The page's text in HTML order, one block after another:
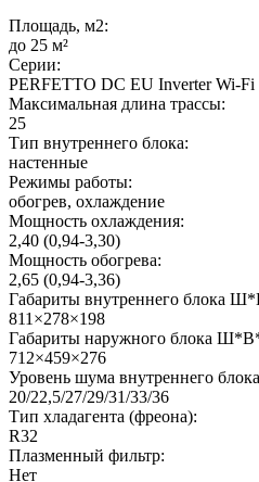
Площадь, м2:
до 25 м²
Серии:
PERFETTO DC EU Inverter Wi-Fi
Максимальная длина трассы:
25
Тип внутреннего блока:
настенные
Режимы работы:
обогрев, охлаждение
Мощность охлаждения:
2,40 (0,94-3,30)
Мощность обогрева:
2,65 (0,94-3,36)
Габариты внутреннего блока
811×278×198
Габариты наружного блока
712×459×276
Уровень шума внутреннего
20/22,5/27/29/31/33/36
Тип хладагента (фреона):
R32
Плазменный фильтр:
Нет